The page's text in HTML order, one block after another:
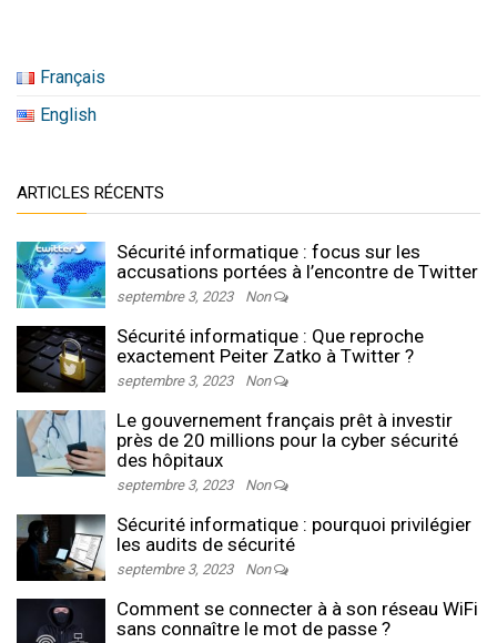
Français
English
ARTICLES RÉCENTS
Sécurité informatique : focus sur les
accusations portées à l’encontre de Twitter
septembre 3, 2023 Non
Sécurité informatique : Que reproche
exactement Peiter Zatko à Twitter ?
septembre 3, 2023 Non
Le gouvernement français prêt à investir
près de 20 millions pour la cyber sécurité
des hôpitaux
septembre 3, 2023 Non
Sécurité informatique : pourquoi privilégier
les audits de sécurité
septembre 3, 2023 Non
Comment se connecter à à son réseau WiFi
sans connaître le mot de passe ?